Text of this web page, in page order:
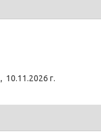
10.11.2026 г.